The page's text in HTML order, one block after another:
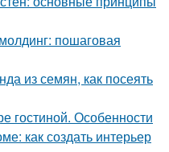
пошаговая
из семян, как посеять
гостиной. Особенности
как создать интерьер